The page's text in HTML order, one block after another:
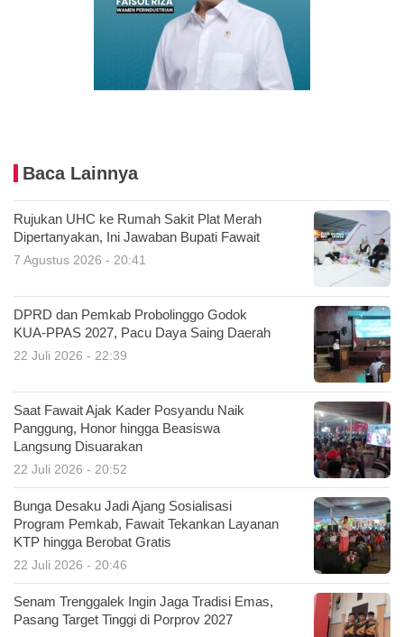
Baca Lainnya
Rujukan UHC ke Rumah Sakit Plat Merah
Dipertanyakan, Ini Jawaban Bupati Fawait
7 Agustus 2026 - 20:41
DPRD dan Pemkab Probolinggo Godok
KUA-PPAS 2027, Pacu Daya Saing Daerah
22 Juli 2026 - 22:39
Saat Fawait Ajak Kader Posyandu Naik
Panggung, Honor hingga Beasiswa
Langsung Disuarakan
22 Juli 2026 - 20:52
Bunga Desaku Jadi Ajang Sosialisasi
Program Pemkab, Fawait Tekankan Layanan
KTP hingga Berobat Gratis
22 Juli 2026 - 20:46
Senam Trenggalek Ingin Jaga Tradisi Emas,
Pasang Target Tinggi di Porprov 2027